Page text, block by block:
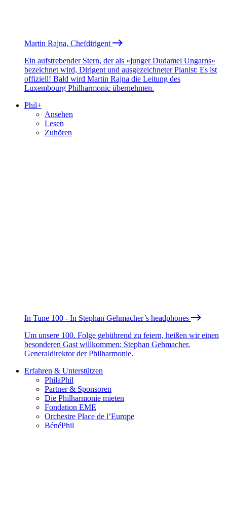
Martin Rajna, Chefdirigent
Ein aufstrebender Stern, der als «junger Dudamel Ungarns»
bezeichnet wird, Dirigent und ausgezeichneter Pianist: Es ist
offiziell! Bald wird Martin Rajna die Leitung des
Luxembourg Philharmonic übernehmen.
Phil+
Ansehen
Lesen
Zuhören
In Tune 100 - In Stephan Gehmacher’s headphones
Um unsere 100. Folge gebührend zu feiern, heißen wir einen
besonderen Gast willkommen: Stephan Gehmacher,
Generaldirektor der Philharmonie.
Erfahren & Unterstützen
PhilaPhil
Partner & Sponsoren
Die Philharmonie mieten
Fondation EME
Orchestre Place de l’Europe
BénéPhil